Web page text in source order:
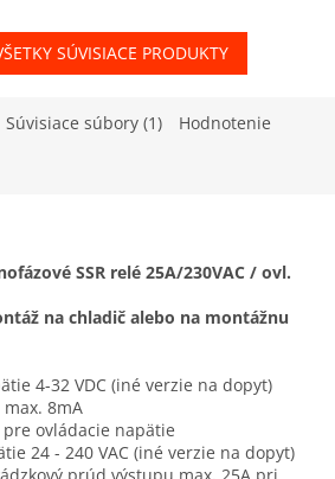
SÚVISIACE PRODUKTY
Súvisiace súbory (1) Hodnotenie
SSR relé 25A/230VAC / ovl.
na chladič alebo na montážnu
4-32 VDC (iné verzie na dopyt)
8mA
pre ovládacie napätie
24 - 240 VAC (iné verzie na dopyt)